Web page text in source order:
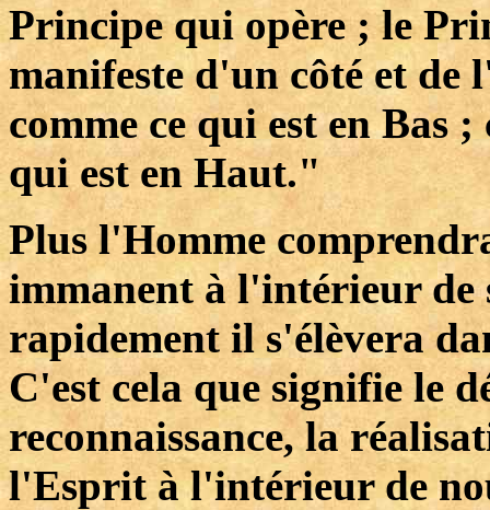
Principe qui opère ; le
manifeste d'un côté et de
comme ce qui est en Bas ;
qui est en Haut."
Plus l'Homme
immanent à l'intérieur de
rapidement il s'élèvera
C'est cela que signifie le
reconnaissance, la
l'Esprit à l'intérieur de